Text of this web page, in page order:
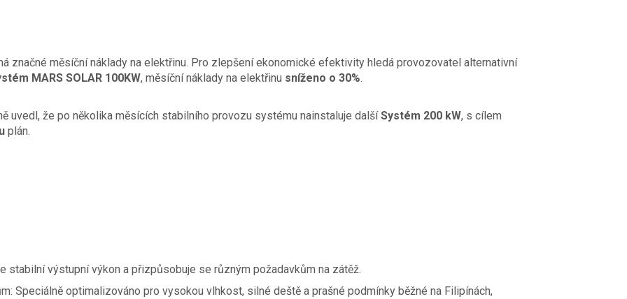
značné měsíční náklady na elektřinu. Pro zlepšení ekonomické efektivity hledá provozovatel alternativní
MARS SOLAR 100KW, měsíční náklady na elektřinu sníženo o 30%.
uvedl, že po několika měsících stabilního provozu systému nainstaluje dalšíSystém 200 kW, s cílem
plán.
stabilní výstupní výkon a přizpůsobuje se různým požadavkům na zátěž.
Speciálně optimalizováno pro vysokou vlhkost, silné deště a prašné podmínky běžné na Filipínách,